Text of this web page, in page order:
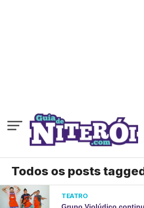
Todos os posts
TEATRO